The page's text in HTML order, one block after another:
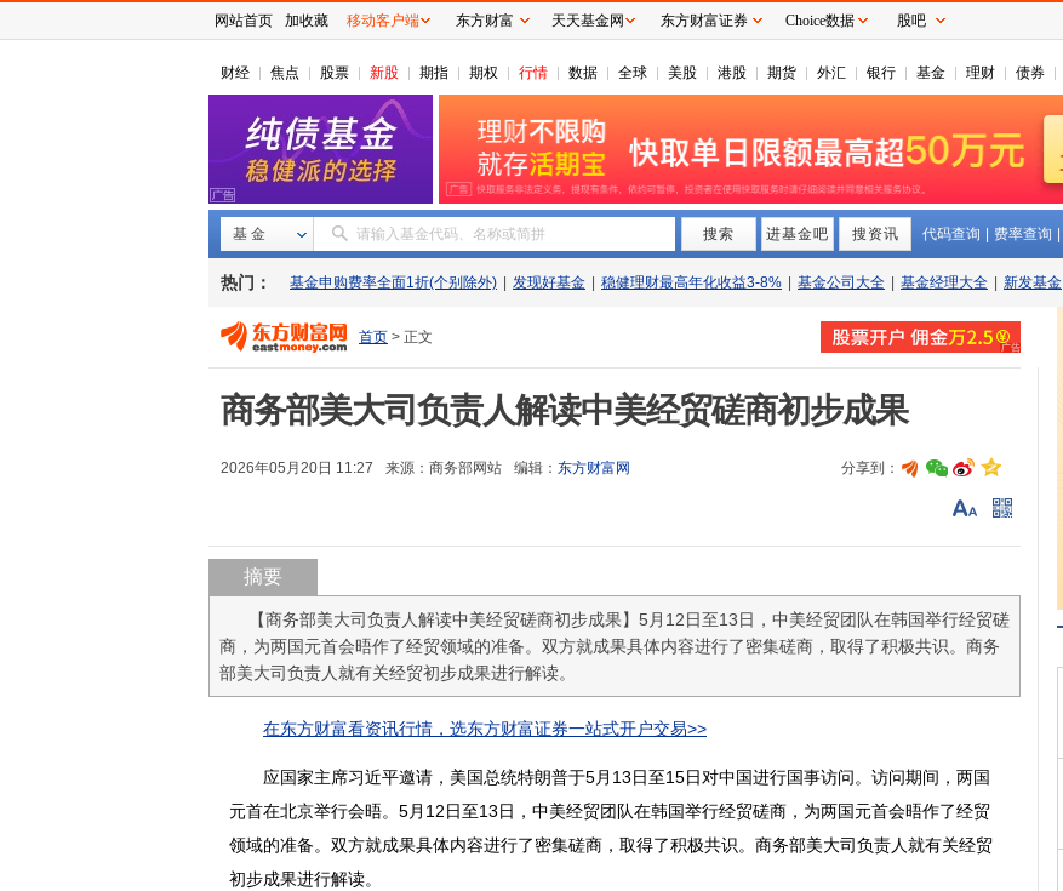
财经 焦点 股票 新股 期指 期权 行情 数据 全球 美股 港股 期货 外汇 银行 基金 理财 债券
基 金 请输入基金代码、名称或简拼 搜索 进基金吧 搜资讯 代码查询 费率查询
热门： 基金申购费率全面1折(个别除外) 发现好基金 稳健理财最高年化收益3-8% 基金公司大全 基金经理大全 新发基金
首页 > 正文
商务部美大司负责人解读中美经贸磋商初步成果
2026年05月20日 11:27 来源： 商务部网站 编辑： 东方财富网 分享到：
摘要
【商务部美大司负责人解读中美经贸磋商初步成果】5月12日至13日，中美经贸团队在韩国举行经贸磋
商，为两国元首会晤作了经贸领域的准备。双方就成果具体内容进行了密集磋商，取得了积极共识。商务
部美大司负责人就有关经贸初步成果进行解读。
在东方财富看资讯行情，选东方财富证券一站式开户交易>>
应国家主席习近平邀请，美国总统特朗普于5月13日至15日对中国进行国事访问。访问期间，两国
元首在北京举行会晤。5月12日至13日，中美经贸团队在韩国举行经贸磋商，为两国元首会晤作了经贸
领域的准备。双方就成果具体内容进行了密集磋商，取得了积极共识。商务部美大司负责人就有关经贸
初步成果进行解读。
网站首页 加收藏 移动客户端 东方财富 天天基金网 东方财富证券 Choice数据 股吧